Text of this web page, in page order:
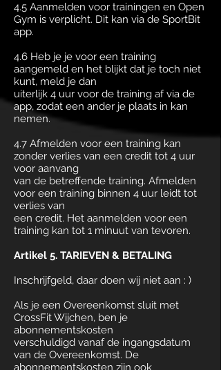
4.5 Aanmelden voor trainingen en Open
Gym is verplicht. Dit kan via de SportBit
app.
4.6 Heb je je voor een training
aangemeld en het blijkt dat je toch niet
kunt, meld je dan
uiterlijk 4 uur voor de training af via de
app, zodat een ander je plaats in kan
nemen.
4.7 Afmelden voor een training kan
zonder verlies van een credit tot 4 uur
voor aanvang
van de betreffende training. Afmelden
voor een training binnen 4 uur leidt tot
verlies van
een credit. Het aanmelden voor een
training kan tot 1 minuut van tevoren.
Artikel 5. TARIEVEN & BETALING
Inschrijfgeld, daar doen wij niet aan : )
Als je een Overeenkomst sluit met
CrossFit Wijchen, ben je
abonnementskosten
verschuldigd vanaf de ingangsdatum
van de Overeenkomst. De
abonnementskosten zijn ook